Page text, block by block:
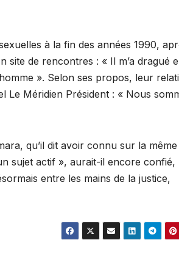
à la fin des années 1990,
de rencontres : « Il m’a dragué
». Selon ses propos, leur
Le Méridien Président : « Nous
qu’il dit avoir connu sur la même
sujet actif », aurait-il encore confié,
entre les mains de la justice,